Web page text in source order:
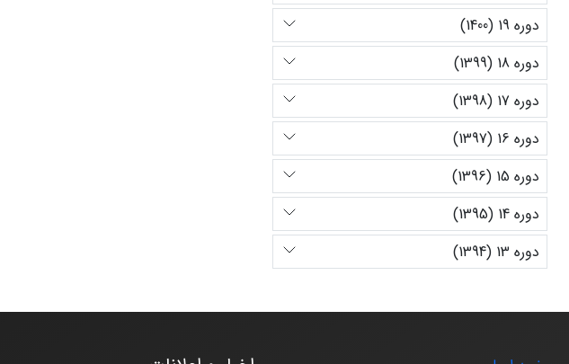
دوره 19 (1400)
دوره 18 (1399)
دوره 17 (1398)
دوره 16 (1397)
دوره 15 (1396)
دوره 14 (1395)
دوره 13 (1394)